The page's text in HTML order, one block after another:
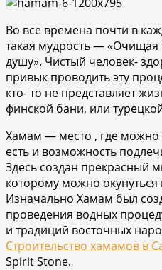
Во все времена почти в
такая мудрость —
душу». Чистый человек-
привык проводить эту
кто- то не представляет
финской бани, или
Хамам — место , где можно
есть и возможность
Здесь создан прекрасный
которому можно
Изначально Хамам был
проведения водных
и традиций восточных
Строительство хамамов в
Spirit Stone.